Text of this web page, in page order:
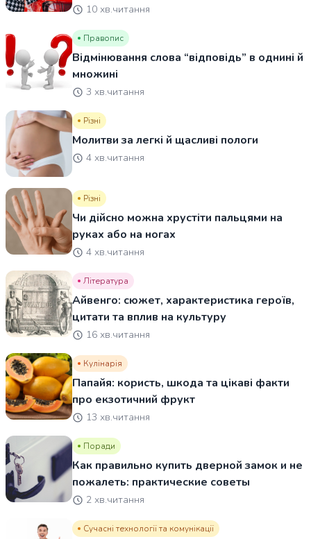
10 хв.читання
Правопис
Відмінювання слова “відповідь” в однині й
множині
3 хв.читання
Різні
Молитви за легкі й щасливі пологи
4 хв.читання
Різні
Чи дійсно можна хрустіти пальцями на
руках або на ногах
4 хв.читання
Література
Айвенго: сюжет, характеристика героїв,
цитати та вплив на культуру
16 хв.читання
Кулінарія
Папайя: користь, шкода та цікаві факти
про екзотичний фрукт
13 хв.читання
Поради
Как правильно купить дверной замок и не
пожалеть: практические советы
2 хв.читання
Сучасні технології та комунікації